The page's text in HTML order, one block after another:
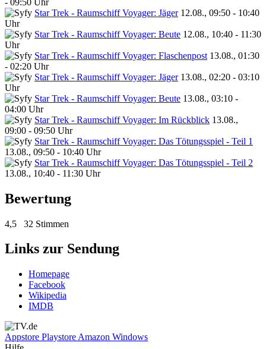
Star Trek - Raumschiff Voyager: Jäger 12.08., 09:50 - 10:40
Uhr
Star Trek - Raumschiff Voyager: Beute 12.08., 10:40 - 11:30
Uhr
Star Trek - Raumschiff Voyager: Flaschenpost 13.08., 01:30
- 02:20 Uhr
Star Trek - Raumschiff Voyager: Jäger 13.08., 02:20 - 03:10
Uhr
Star Trek - Raumschiff Voyager: Beute 13.08., 03:10 -
04:00 Uhr
Star Trek - Raumschiff Voyager: Im Rückblick 13.08.,
09:00 - 09:50 Uhr
Star Trek - Raumschiff Voyager: Das Tötungsspiel - Teil 1
13.08., 09:50 - 10:40 Uhr
Star Trek - Raumschiff Voyager: Das Tötungsspiel - Teil 2
13.08., 10:40 - 11:30 Uhr
Bewertung
4,5 32 Stimmen
Links zur Sendung
Homepage
Facebook
Wikipedia
IMDB
Appstore Playstore Amazon Windows